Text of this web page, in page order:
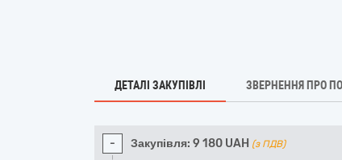
ДЕТАЛІ ЗАКУПІВЛІ ЗВЕРНЕННЯ ПРО
- Закупівля: 9 180 UAH (з ПДВ)